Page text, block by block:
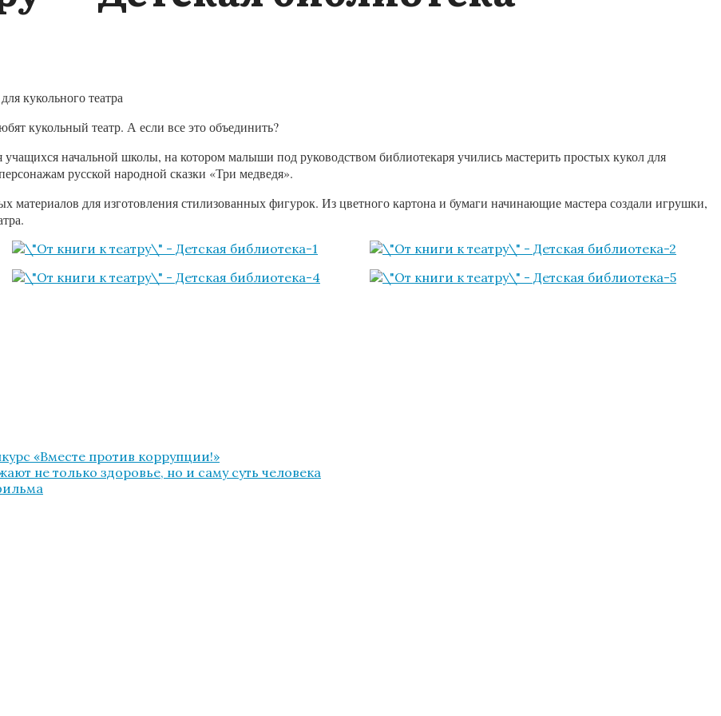
кукольного театра
кукольный театр. А если все это объединить?
начальной школы, на котором малыши под руководством библиотекаря учились мастерить простых кукол для
русской народной сказки «Три медведя».
материалов для изготовления стилизованных фигурок. Из цветного картона и бумаги начинающие мастера создали игрушки,
«Вместе против коррупции!»
не только здоровье, но и саму суть человека